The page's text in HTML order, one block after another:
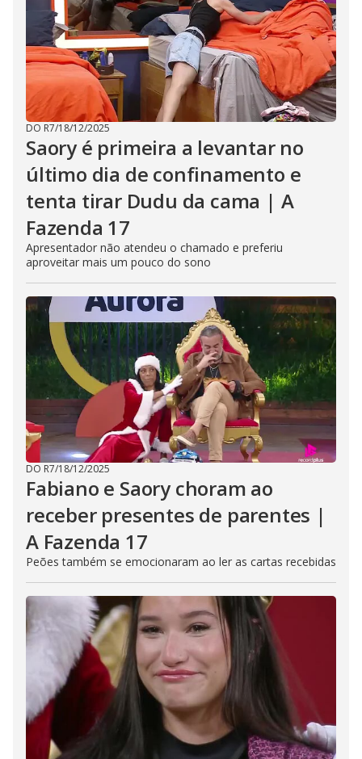
DO R7/18/12/2025
Saory é primeira a levantar no
último dia de confinamento e
tenta tirar Dudu da cama | A
Fazenda 17
Apresentador não atendeu o chamado e preferiu
aproveitar mais um pouco do sono
DO R7/18/12/2025
Fabiano e Saory choram ao
receber presentes de parentes |
A Fazenda 17
Peões também se emocionaram ao ler as cartas recebidas